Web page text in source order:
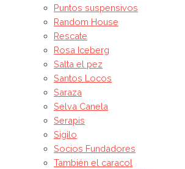
Puntos suspensivos
Random House
Rescate
Rosa Iceberg
Salta el pez
Santos Locos
Saraza
Selva Canela
Serapis
Sigilo
Socios Fundadores
También el caracol